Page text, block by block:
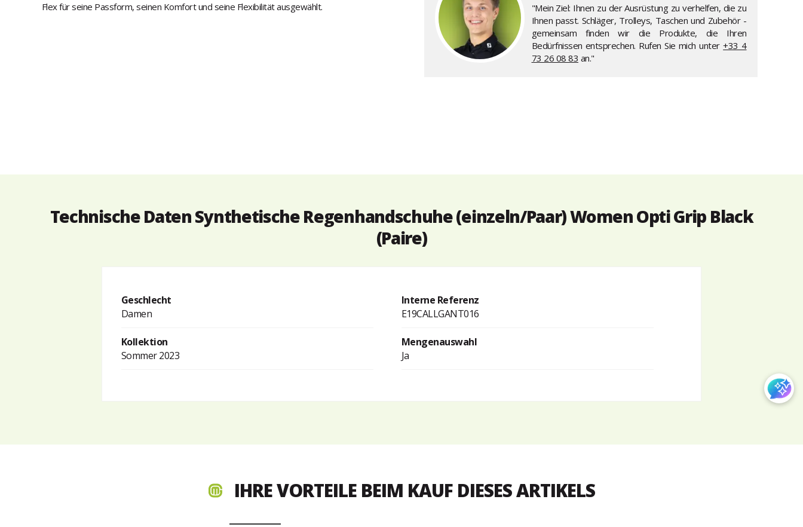
Flex für seine Passform, seinen Komfort und seine Flexibilität ausgewählt.
"Mein Ziel: Ihnen zu der Ausrüstung zu verhelfen, die zu
Ihnen passt. Schläger, Trolleys, Taschen und Zubehör -
gemeinsam finden wir die Produkte, die Ihren
Bedürfnissen entsprechen. Rufen Sie mich unter+33 4
73 26 08 83 an."
Technische Daten Synthetische Regenhandschuhe (einzeln/Paar) Women Opti Grip Black
(Paire)
Geschlecht
Damen
Interne Referenz
E19CALLGANT016
Kollektion
Sommer 2023
Mengenauswahl
Ja
IHRE VORTEILE BEIM KAUF DIESES ARTIKELS